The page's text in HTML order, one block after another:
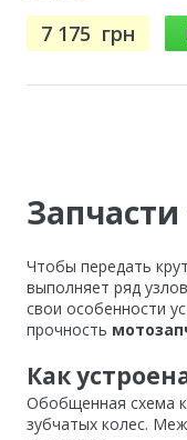
7 175 грн
Чтобы передать
выполняет ряд
свои особенности
прочность
Как
Обобщенная схема
зубчатых колес.